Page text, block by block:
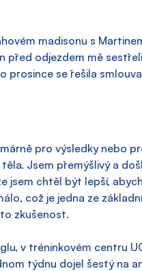
madisonu s
před odjezdem mě
prosince se řešila
pro výsledky nebo
Jsem přemýšlivý a
jsem chtěl být lepší,
což je jedna ze
zkušenost.
v tréninkovém centru
týdnu dojel šestý na